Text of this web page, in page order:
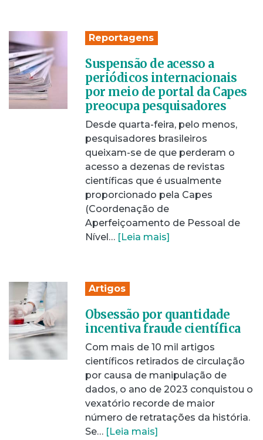
Reportagens
Suspensão de acesso a
periódicos internacionais
por meio de portal da Capes
preocupa pesquisadores
Desde quarta-feira, pelo menos,
pesquisadores brasileiros
queixam-se de que perderam o
acesso a dezenas de revistas
científicas que é usualmente
proporcionado pela Capes
(Coordenação de
Aperfeiçoamento de Pessoal de
Nível… [Leia mais]
Artigos
Obsessão por quantidade
incentiva fraude científica
Com mais de 10 mil artigos
científicos retirados de circulação
por causa de manipulação de
dados, o ano de 2023 conquistou o
vexatório recorde de maior
número de retratações da história.
Se… [Leia mais]